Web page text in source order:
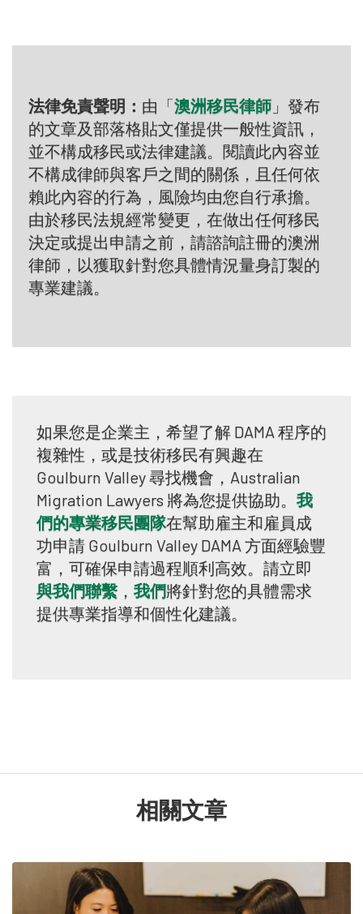
法律免責聲明： 由「澳洲移民律師 」發布
的文章及部落格貼文僅提供一般性資訊，
並不構成移民或法律建議。閱讀此內容並
不構成律師與客戶之間的關係，且任何依
賴此內容的行為，風險均由您自行承擔。
由於移民法規經常變更，在做出任何移民
決定或提出申請之前，請諮詢註冊的澳洲
律師，以獲取針對您具體情況量身訂製的
專業建議。
如果您是企業主，希望了解 DAMA 程序的
複雜性，或是技術移民有興趣在
Goulburn Valley 尋找機會，Australian
Migration Lawyers 將為您提供協助。 我
們的專業移民團隊在幫助雇主和雇員成
功申請 Goulburn Valley DAMA 方面經驗豐
富，可確保申請過程順利高效。請立即
與我們聯繫 ， 我們將針對您的具體需求
提供專業指導和個性化建議。
相關文章